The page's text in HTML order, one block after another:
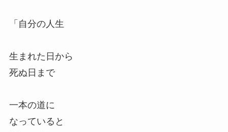
「自分の人生
生まれた日から
死ぬ日まで
一本の道に
なっていると